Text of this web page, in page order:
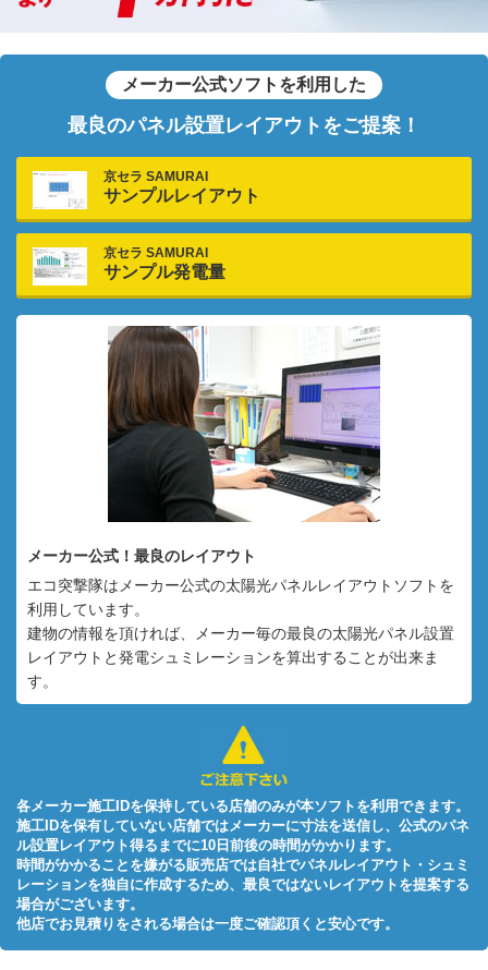
メーカー公式ソフトを利用した
最良のパネル設置レイアウトをご提案！
京セラ SAMURAI
サンプルレイアウト
京セラ SAMURAI
サンプル発電量
メーカー公式！最良のレイアウト
エコ突撃隊はメーカー公式の太陽光パネルレイアウトソフトを
利用しています。
建物の情報を頂ければ、メーカー毎の最良の太陽光パネル設置
レイアウトと発電シュミレーションを算出することが出来ま
す。
各メーカー施工IDを保持している店舗のみが本ソフトを利用できます。
施工IDを保有していない店舗ではメーカーに寸法を送信し、公式のパネ
ル設置レイアウト得るまでに10日前後の時間がかかります。
時間がかかることを嫌がる販売店では自社でパネルレイアウト・シュミ
レーションを独自に作成するため、最良ではないレイアウトを提案する
場合がございます。
他店でお見積りをされる場合は一度ご確認頂くと安心です。